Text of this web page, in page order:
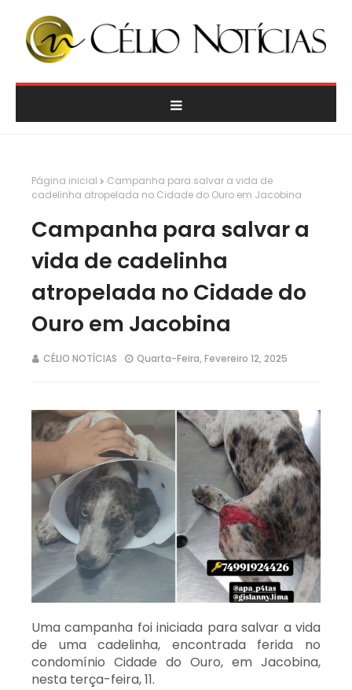
Página inicial
Campanha para salvar a vida de
cadelinha atropelada no Cidade do Ouro em Jacobina
Campanha para salvar a
vida de cadelinha
atropelada no Cidade do
Ouro em Jacobina
CÉLIO NOTÍCIAS Quarta-Feira, Fevereiro 12, 2025
Uma campanha foi iniciada para salvar a vida
de uma cadelinha, encontrada ferida no
condomínio Cidade do Ouro, em Jacobina,
nesta terça-feira, 11.